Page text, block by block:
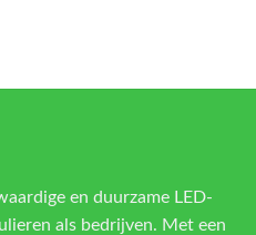
en duurzame LED-
als bedrijven. Met een